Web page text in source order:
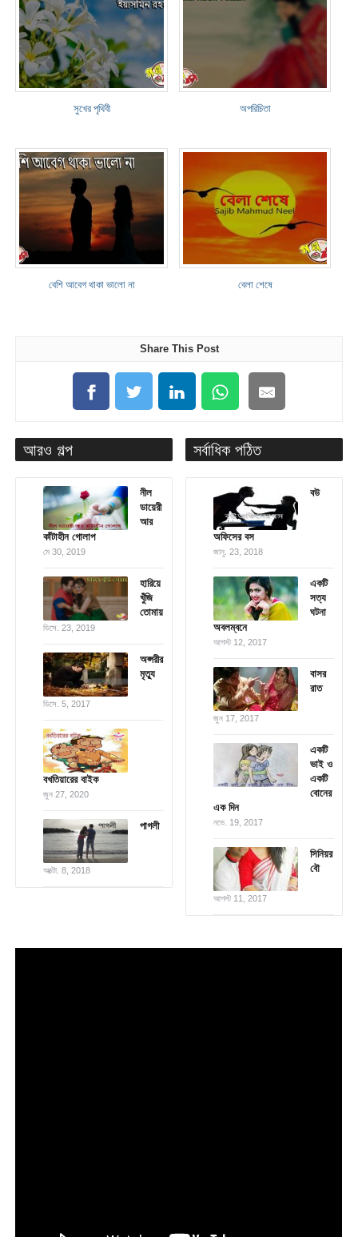
সুখের পৃথিবী অপরিচিতা
বেশি আবেগ থাকা ভালো না বেলা শেষে
Share This Post
আরও গল্প
নীল
ডায়েরী
আর
কাঁটাহীন গোলাপ
মে 30, 2019
হারিয়ে
খুঁজি
তোমায়
ডিসে. 23, 2019
অপ্সরীর
মৃত্যু
ডিসে. 5, 2017
বখতিয়ারের বাইক
জুন 27, 2020
পাগলী
অক্টো. 8, 2018
সর্বাধিক পঠিত
বউ
অফিসের বস
জানু. 23, 2018
একটি
সত্য
ঘটনা
অবলম্বনে
আগস্ট 12, 2017
বাসর
রাত
জুন 17, 2017
একটি
ভাই ও
একটি
বোনের
এক দিন
নভে. 19, 2017
সিনিয়র
বৌ
আগস্ট 11, 2017